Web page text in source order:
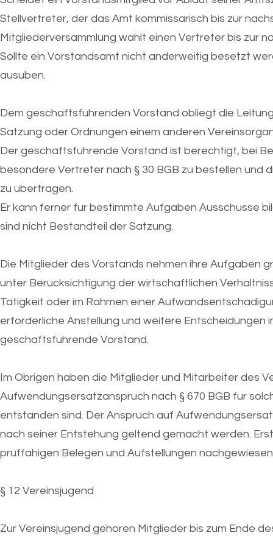
Stellvertreter, der das Amt kommissarisch bis zur
Mitgliederversammlung wahlt einen Vertreter bis zur
Sollte ein Vorstandsamt nicht anderweitig besetzt
ausuben.
Dem geschaftsfuhrenden Vorstand obliegt die
Satzung oder Ordnungen einem anderen
Der geschaftsfuhrende Vorstand ist berechtigt, bei
besondere Vertreter nach § 30 BGB zu bestellen
zu ubertragen.
Er kann ferner fur bestimmte Aufgaben Ausschusse
sind nicht Bestandteil der Satzung.
Die Mitglieder des Vorstands nehmen ihre Aufgaben
unter Berucksichtigung der wirtschaftlichen
Tatigkeit oder im Rahmen einer
erforderliche Anstellung und weitere
geschaftsfuhrende Vorstand.
Im Obrigen haben die Mitglieder und Mitarbeiter des
Aufwendungsersatzanspruch nach § 670 BGB fur
entstanden sind. Der Anspruch auf
nach seiner Entstehung geltend gemacht werden.
pruffahigen Belegen und Aufstellungen
§ 12 Vereinsjugend
Zur Vereinsjugend gehoren Mitglieder bis zum Ende